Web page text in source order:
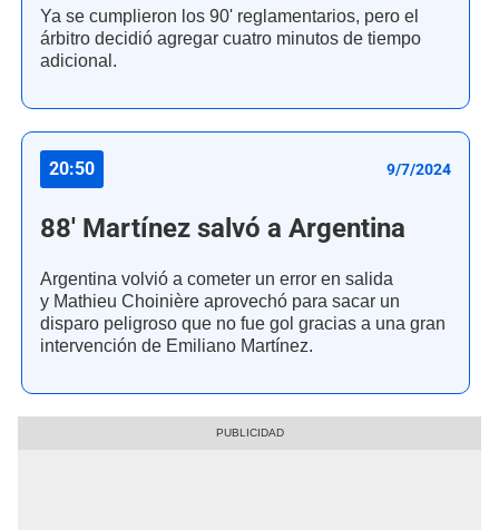
Ya se cumplieron los 90' reglamentarios, pero el
árbitro decidió agregar cuatro minutos de tiempo
adicional.
20:50 9/7/2024
88' Martínez salvó a Argentina
Argentina volvió a cometer un error en salida
y Mathieu Choinière aprovechó para sacar un
disparo peligroso que no fue gol gracias a una gran
intervención de Emiliano Martínez.